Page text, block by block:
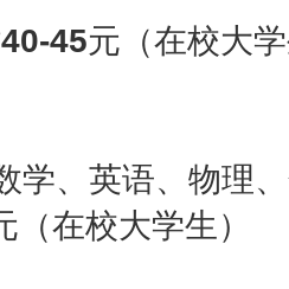
40-45元（在校大
学、英语、物理
（在校大学生）